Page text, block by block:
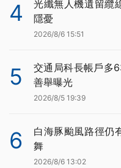
4
光纖無人機遺留纜
隱憂
2026/8/6 15:51
5
交通局科長帳戶多
善舉曝光
2026/8/5 19:39
6
白海豚颱風路徑仍
舞
2026/8/6 13:02